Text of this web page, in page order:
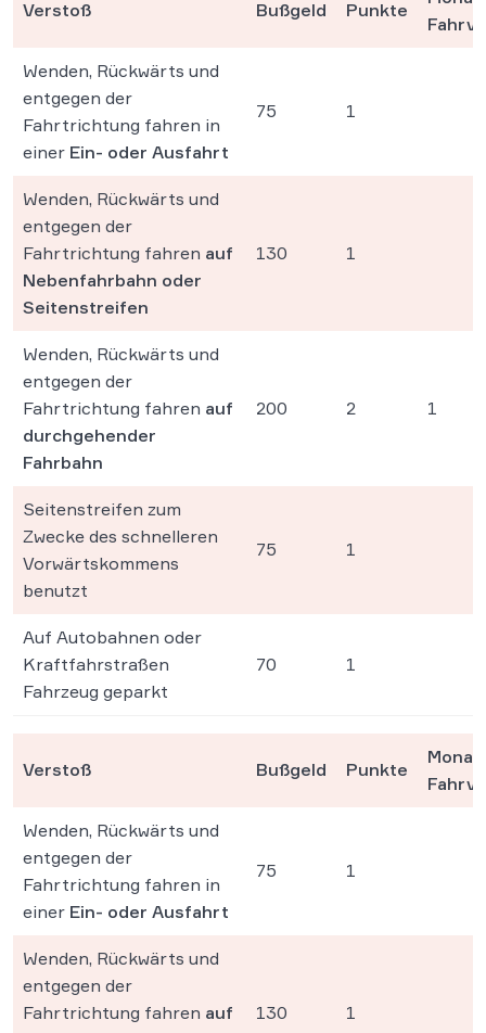
Verstoß Bußgeld Punkte
Wenden, Rückwärts und
entgegen der
Fahrtrichtung fahren in
einer Ein- oder Ausfahrt
75 1
Wenden, Rückwärts und
entgegen der
Fahrtrichtung fahren auf
Nebenfahrbahn oder
Seitenstreifen
130 1
Wenden, Rückwärts und
entgegen der
Fahrtrichtung fahren auf
durchgehender
Fahrbahn
200 2 1
Seitenstreifen zum
Zwecke des schnelleren
Vorwärtskommens
benutzt
75 1
Auf Autobahnen oder
Kraftfahrstraßen
Fahrzeug geparkt
70 1
Verstoß Bußgeld Punkte
Wenden, Rückwärts und
entgegen der
Fahrtrichtung fahren in
einer Ein- oder Ausfahrt
75 1
Wenden, Rückwärts und
entgegen der
Fahrtrichtung fahren auf
130 1